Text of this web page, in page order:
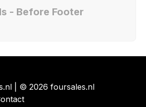
- Before Footer
| © 2026 foursales.nl